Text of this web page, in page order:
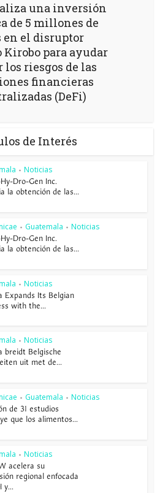
una inversión
de 5 millones de
en el disruptor
para ayudar
los riesgos de las
financieras
(DeFi)
de Interés
• Noticias
Dro-Gen Inc.
la obtención de las...
• Guatemala • Noticias
Dro-Gen Inc.
la obtención de las...
• Noticias
Expands Its Belgian
with the...
• Noticias
breidt Belgische
uit met de...
• Guatemala • Noticias
de 31 estudios
que los alimentos...
• Noticias
acelera su
regional enfocada
y...